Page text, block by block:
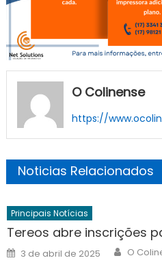
O Colinense
https://
Noticias Relacionados
Principais Notícias
Tereos abre inscrições
Posted
on
3 de abril de 2025 Author
O